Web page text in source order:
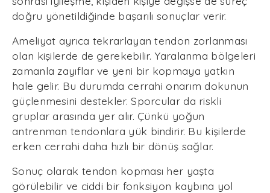
doğru yönetildiğinde başarılı sonuçlar verir.
Ameliyat ayrıca tekrarlayan tendon zorlanması
olan kişilerde de gerekebilir. Yaralanma bölgeleri
zamanla zayıflar ve yeni bir kopmaya yatkın
hale gelir. Bu durumda cerrahi onarım dokunun
güçlenmesini destekler. Sporcular da riskli
gruplar arasında yer alır. Çünkü yoğun
antrenman tendonlara yük bindirir. Bu kişilerde
erken cerrahi daha hızlı bir dönüş sağlar.
Sonuç olarak tendon kopması her yaşta
görülebilir ve ciddi bir fonksiyon kaybına yol